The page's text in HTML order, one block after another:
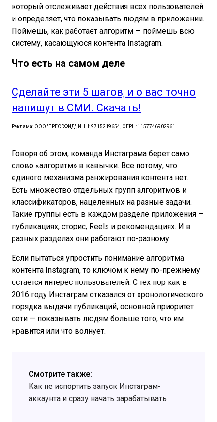
который отслеживает действия всех пользователей
и определяет, что показывать людям в приложении.
Поймешь, как работает алгоритм — поймешь всю
систему, касающуюся контента Instagram.
Что есть на самом деле
Сделайте эти 5 шагов, и о вас точно
напишут в СМИ. Скачать!
Реклама: ООО "ПРЕССФИД", ИНН: 9715219654, ОГРН: 1157746902961
Говоря об этом, команда Инстаграма берет само
слово «алгоритм» в кавычки. Все потому, что
единого механизма ранжирования контента нет.
Есть множество отдельных групп алгоритмов и
классификаторов, нацеленных на разные задачи.
Такие группы есть в каждом разделе приложения —
публикациях, сторис, Reels и рекомендациях. И в
разных разделах они работают по-разному.
Если пытаться упростить понимание алгоритма
контента Instagram, то ключом к нему по-прежнему
остается интерес пользователей. С тех пор как в
2016 году Инстаграм отказался от хронологического
порядка выдачи публикаций, основной приоритет
сети — показывать людям больше того, что им
нравится или что волнует.
Смотрите также:
Как не испортить запуск Инстаграм-
аккаунта и сразу начать зарабатывать